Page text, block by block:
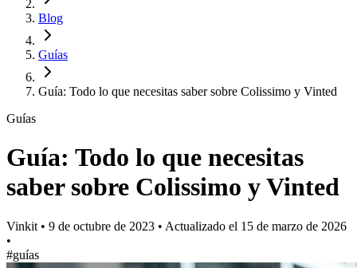
Blog
Guías
Guía: Todo lo que necesitas saber sobre Colissimo y Vinted
Guías
Guía: Todo lo que necesitas
saber sobre Colissimo y Vinted
Vinkit • 9 de octubre de 2023 • Actualizado el 15 de marzo de 2026
•
#guías